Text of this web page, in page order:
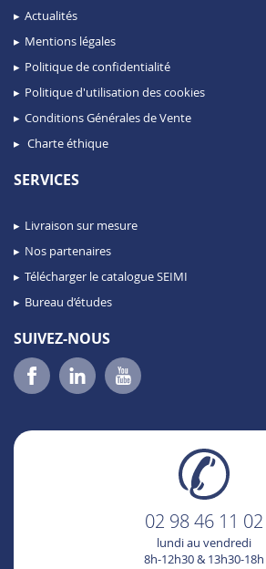
Actualités
Mentions légales
Politique de confidentialité
Politique d'utilisation des cookies
Conditions Générales de Vente
Charte éthique
SERVICES
Livraison sur mesure
Nos partenaires
Télécharger le catalogue SEIMI
Bureau d’études
SUIVEZ-NOUS
02 98 46 11 02
lundi au vendredi
8h-12h30 & 13h30-18h